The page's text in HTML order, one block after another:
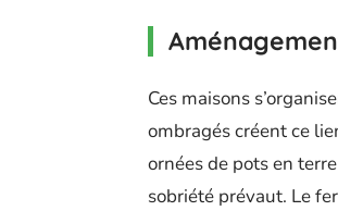
Ces maisons
ombragés créent ce
ornées de pots en
sobriété prévaut. Le